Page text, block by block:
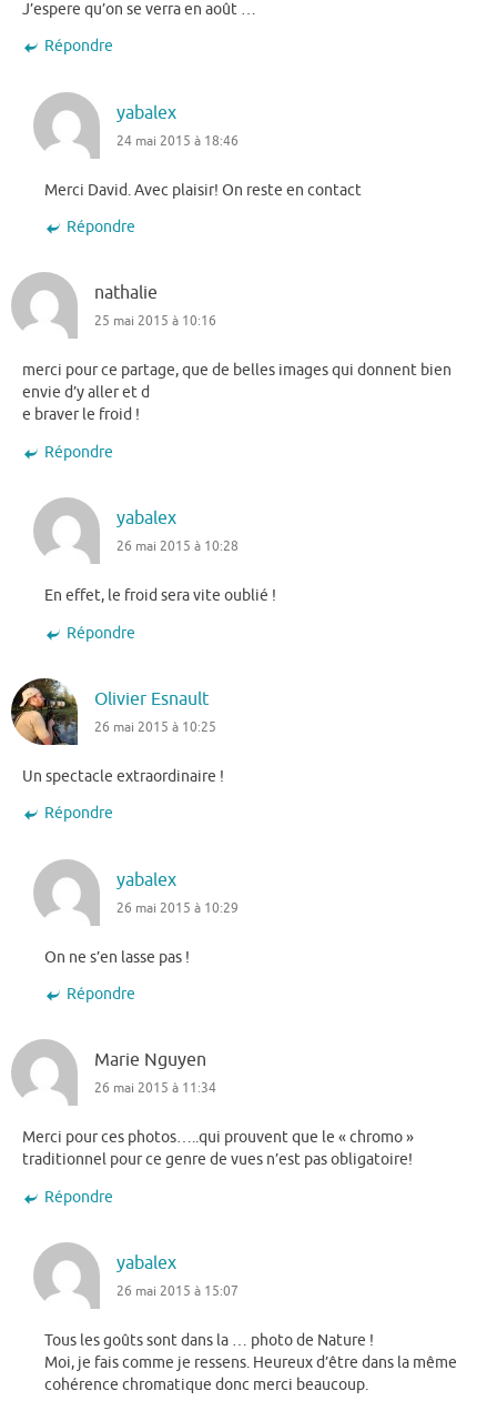
J’espere qu’on se verra en août …
Répondre
yabalex
24 mai 2015 à 18:46
Merci David. Avec plaisir! On reste en contact
Répondre
nathalie
25 mai 2015 à 10:16
merci pour ce partage, que de belles images qui donnent bien
envie d’y aller et d
e braver le froid !
Répondre
yabalex
26 mai 2015 à 10:28
En effet, le froid sera vite oublié !
Répondre
Olivier Esnault
26 mai 2015 à 10:25
Un spectacle extraordinaire !
Répondre
yabalex
26 mai 2015 à 10:29
On ne s’en lasse pas !
Répondre
Marie Nguyen
26 mai 2015 à 11:34
Merci pour ces photos…..qui prouvent que le « chromo »
traditionnel pour ce genre de vues n’est pas obligatoire!
Répondre
yabalex
26 mai 2015 à 15:07
Tous les goûts sont dans la … photo de Nature !
Moi, je fais comme je ressens. Heureux d’être dans la même
cohérence chromatique donc merci beaucoup.